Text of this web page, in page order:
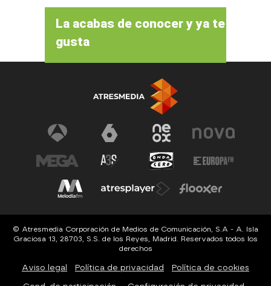
La acabas de conocer y ya te
gusta
© Atresmedia Corporación de Medios de Comunicación, S.A - A. Isla
Graciosa 13, 28703, S.S. de los Reyes, Madrid. Reservados todos los
derechos
Aviso legal Política de privacidad Política de cookies